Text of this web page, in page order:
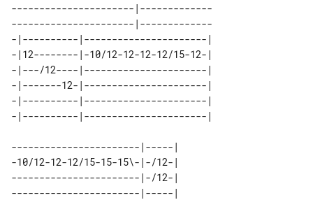
----------------------|-------------
----------------------|-------------
-|----------|----------------------|
-|12--------|-10/12-12-12-12/15-12-|
-|---/12----|----------------------|
-|-------12-|----------------------|
-|----------|----------------------|
-----------------------|-----|
-10/12-12-12/15-15-15\-|-/12-|
-----------------------|-/12-|
-----------------------|-----|